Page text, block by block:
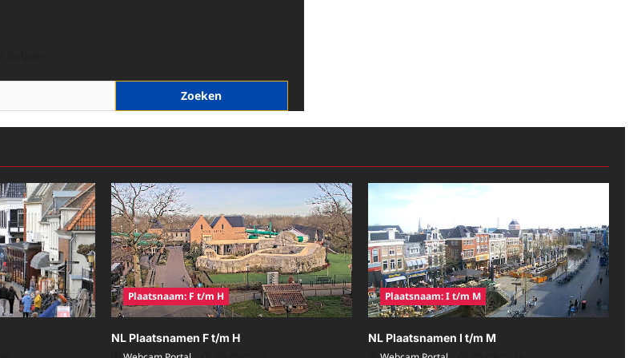
Plaatsnaam: F t/m H
NL Plaatsnamen F t/m H
Plaatsnaam: I t/m M
NL Plaatsnamen I t/m M